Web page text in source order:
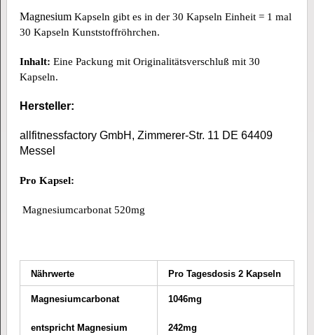
Magnesium Kapseln gibt es in der 30 Kapseln Einheit = 1 mal
30 Kapseln Kunststoffröhrchen.
Inhalt: Eine Packung mit Originalitätsverschluß mit 30
Kapseln.
Hersteller:
allfitnessfactory GmbH, Zimmerer-Str. 11 DE 64409
Messel
Pro Kapsel:
Magnesiumcarbonat 520mg
Nährwerte Pro Tagesdosis 2 Kapseln
Magnesiumcarbonat
entspricht Magnesium
1046mg
242mg